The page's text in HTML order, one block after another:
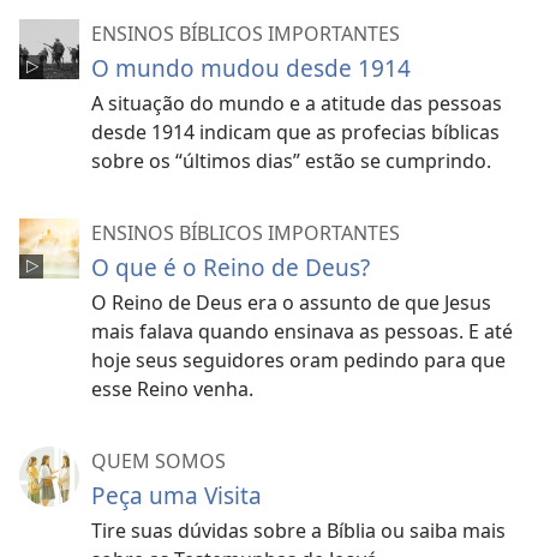
ENSINOS BÍBLICOS IMPORTANTES
O mundo mudou desde 1914
A situação do mundo e a atitude das pessoas
desde 1914 indicam que as profecias bíblicas
sobre os “últimos dias” estão se cumprindo.
ENSINOS BÍBLICOS IMPORTANTES
O que é o Reino de Deus?
O Reino de Deus era o assunto de que Jesus
mais falava quando ensinava as pessoas. E até
hoje seus seguidores oram pedindo para que
esse Reino venha.
QUEM SOMOS
Peça uma Visita
Tire suas dúvidas sobre a Bíblia ou saiba mais